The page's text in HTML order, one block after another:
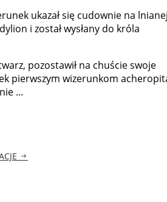
ukazał się cudownie na
i został wysłany do króla
pozostawił na chuście swoje
pierwszym wizerunkom
...